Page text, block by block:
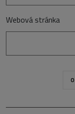
Webová stránka